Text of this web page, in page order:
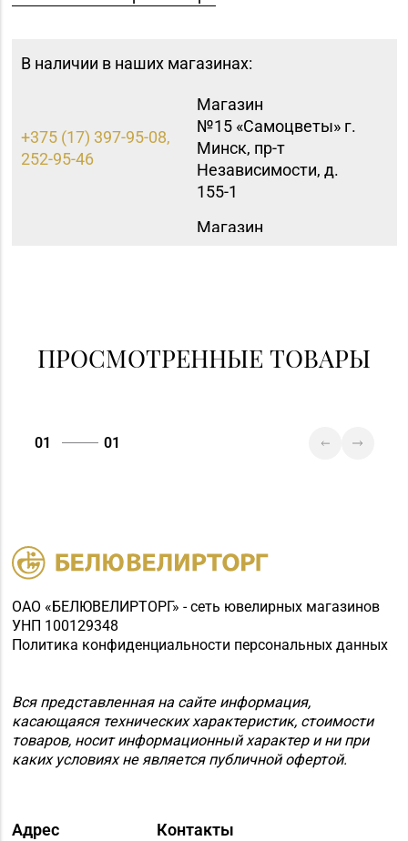
В наличии в наших магазинах:
+375 (17) 397-95-08,
252-95-46
Магазин
№15 «Самоцветы» г.
Минск, пр-т
Независимости, д.
155-1
Магазин
8 (0152) 71-83-72, 71-
83-70
№33 «Жемчужина» г.
Гродно, ул. Советская,
«БЕЛЮВЕЛИРТОРГ» г.
ПРОСМОТРЕННЫЕ ТОВАРЫ
01 01
ОАО «БЕЛЮВЕЛИРТОРГ» - сеть ювелирных магазинов
УНП 100129348
Политика конфиденциальности персональных данных
Вся представленная на сайте информация,
касающаяся технических характеристик, стоимости
товаров, носит информационный характер и ни при
каких условиях не является публичной офертой.
Адрес Контакты